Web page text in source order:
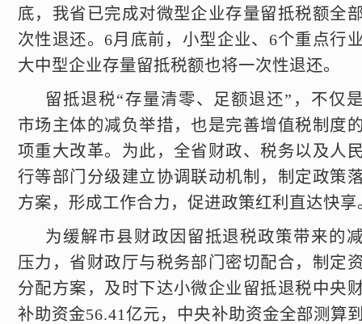
底，我省已完成对微型企业存量留抵税额全
次性退还。6月底前，小型企业、6个重点行
大中型企业存量留抵税额也将一次性退还。
留抵退税“存量清零、足额退还”，不仅
市场主体的减负举措，也是完善增值税制度
项重大改革。为此，全省财政、税务以及人
行等部门分级建立协调联动机制，制定政策
方案，形成工作合力，促进政策红利直达快享
为缓解市县财政因留抵退税政策带来的
压力，省财政厅与税务部门密切配合，制定
分配方案，及时下达小微企业留抵退税中央
补助资金56.41亿元，中央补助资金全部测算